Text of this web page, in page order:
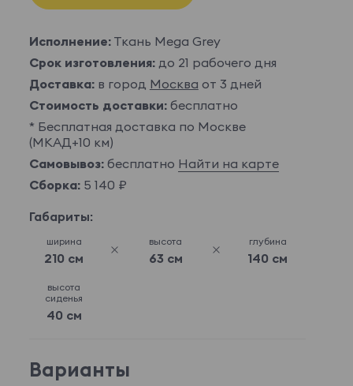
Исполнение:Ткань Mega Grey
Срок изготовления:до 21 рабочего дня
Доставка:в город Москва от 3 дней
Стоимость доставки: бесплатно
* Бесплатная доставка по Москве
(МКАД+10 км)
Самовывоз:бесплатно Найти на карте
Сборка:5 140 ₽
Габариты:
ширина
210 см
высота
63 см
глубина
140 см
высота
сиденья
40 см
Варианты